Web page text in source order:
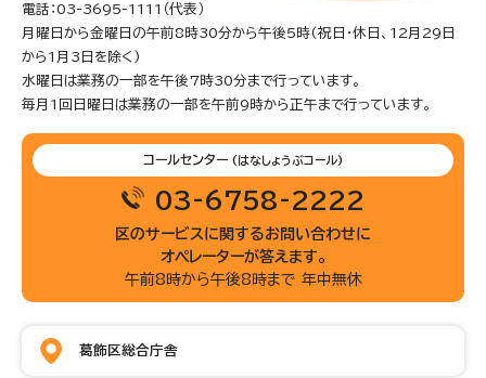
電話：03-3695-1111（代表）
月曜日から金曜日の午前8時30分から午後5時(祝日・休日、12月29日
から1月3日を除く)
水曜日は業務の一部を午後7時30分まで行っています。
毎月1回日曜日は業務の一部を午前9時から正午まで行っています。
コールセンター (はなしょうぶコール)
03-6758-2222
区のサービスに関するお問い合わせに
オペレーターが答えます。
午前8時から午後8時まで 年中無休
葛飾区総合庁舎